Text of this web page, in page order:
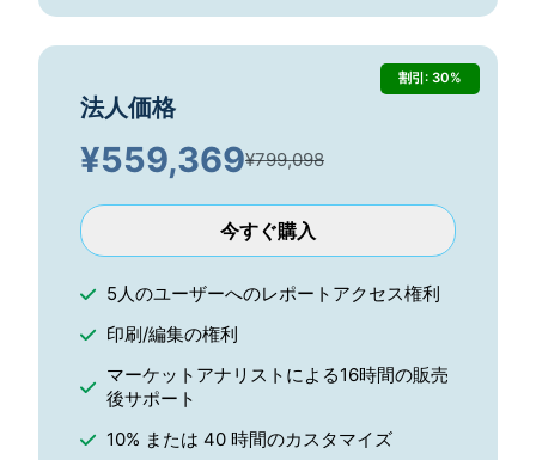
割引: 30%
法人価格
¥559,369¥799,098
今すぐ購入
5人のユーザーへのレポートアクセス権利
印刷/編集の権利
マーケットアナリストによる16時間の販売
後サポート
10% または 40 時間のカスタマイズ